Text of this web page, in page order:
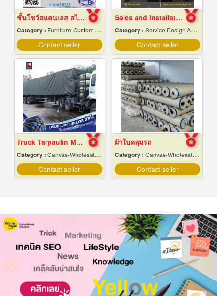
ชั้นโชว์สแตนเลส สไตล์ Modern
Category : Furniture-Custom Made
Contact seller
Sales and installation of outdoor LED display screens
Category : Service Design And Advertising 24 Hours.
Contact seller
Truck Tarpaulin Manufacturing Factory
Category : Canvas-Wholesale & Manufacturers
Contact seller
ผ้าใบคลุมรถ
Category : Canvas-Wholesale & Manufacturers
Contact seller